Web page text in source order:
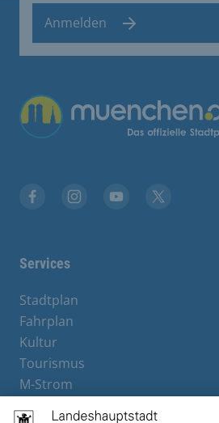
Anmelden
Übergreifende Links
Services
Stadtplan
Fahrplan
Kultur
Tourismus
M-Strom